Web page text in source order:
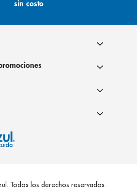
sin costo
Todos los derechos reservados.